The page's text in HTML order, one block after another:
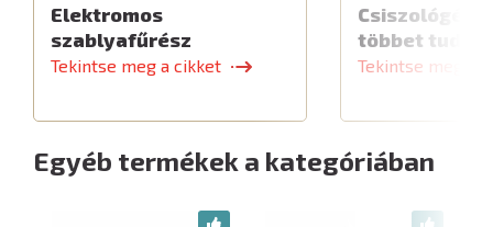
Elektromos
szablyafűrész
Tekintse meg a cikket
Csiszológép,
többet tud
Tekintse meg a
Egyéb termékek a kategóriában